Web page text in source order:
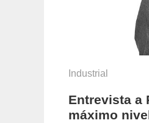
Industrial
Entrevista a
máximo